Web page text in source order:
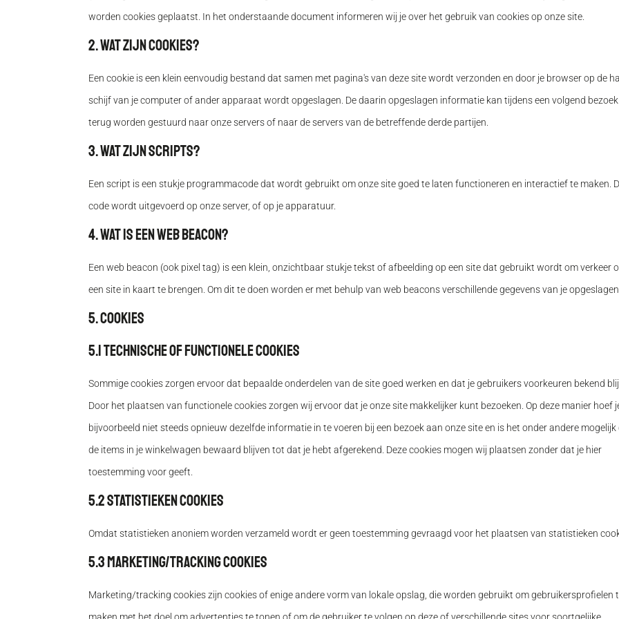
worden cookies geplaatst. In het onderstaande document informeren wij je over het gebruik van cookies op onze site.
2. Wat zijn cookies?
Een cookie is een klein eenvoudig bestand dat samen met pagina's van deze site wordt verzonden en door je browser op de
schijf van je computer of ander apparaat wordt opgeslagen. De daarin opgeslagen informatie kan tijdens een volgend bezoek
terug worden gestuurd naar onze servers of naar de servers van de betreffende derde partijen.
3. Wat zijn scripts?
Een script is een stukje programmacode dat wordt gebruikt om onze site goed te laten functioneren en interactief te maken.
code wordt uitgevoerd op onze server, of op je apparatuur.
4. Wat is een web beacon?
Een web beacon (ook pixel tag) is een klein, onzichtbaar stukje tekst of afbeelding op een site dat gebruikt wordt om verkeer
een site in kaart te brengen. Om dit te doen worden er met behulp van web beacons verschillende gegevens van je opgeslagen.
5. Cookies
5.1 Technische of functionele cookies
Sommige cookies zorgen ervoor dat bepaalde onderdelen van de site goed werken en dat je gebruikers voorkeuren bekend
Door het plaatsen van functionele cookies zorgen wij ervoor dat je onze site makkelijker kunt bezoeken. Op deze manier hoef
bijvoorbeeld niet steeds opnieuw dezelfde informatie in te voeren bij een bezoek aan onze site en is het onder andere mogelijk
de items in je winkelwagen bewaard blijven tot dat je hebt afgerekend. Deze cookies mogen wij plaatsen zonder dat je hier
toestemming voor geeft.
5.2 Statistieken cookies
Omdat statistieken anoniem worden verzameld wordt er geen toestemming gevraagd voor het plaatsen van statistieken
5.3 Marketing/Tracking cookies
Marketing/tracking cookies zijn cookies of enige andere vorm van lokale opslag, die worden gebruikt om gebruikersprofielen